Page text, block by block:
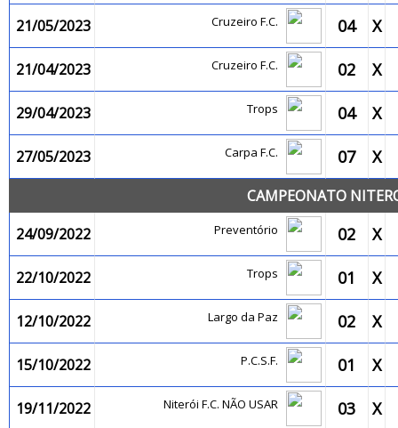
21/05/2023 Cruzeiro F.C. 04 X
21/04/2023 Cruzeiro F.C. 02 X
29/04/2023 Trops 04 X
27/05/2023 Carpa F.C. 07 X
CAMPEONATO
24/09/2022
Preventório 02 X
22/10/2022 Trops 01 X
12/10/2022 Largo da Paz 02 X
15/10/2022 P.C.S.F. 01 X
19/11/2022 Niterói F.C. NÃO USAR 03 X